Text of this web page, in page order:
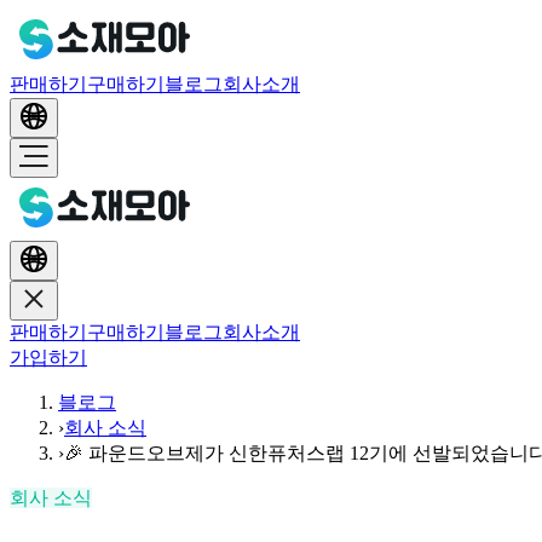
판매하기 구매하기 블로그회사소개
판매하기 구매하기 블로그회사소개
가입하기
블로그
›회사 소식
›🎉 파운드오브제가 신한퓨처스랩 12기에 선발되었습니
회사 소식